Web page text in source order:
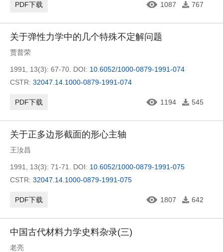
PDF下载 1087 767
关于弹性力学中的几个特殊不定解问题
贾普荣
1991, 13(3): 67-70. DOI: 10.6052/1000-0879-1991-074
CSTR: 32047.14.1000-0879-1991-074
PDF下载 1194 545
关于正多边形截面的形心主轴
王汝昌
1991, 13(3): 71-71. DOI: 10.6052/1000-0879-1991-075
CSTR: 32047.14.1000-0879-1991-075
PDF下载 1807 642
中国古代材料力学史料杂录(三)
老亮